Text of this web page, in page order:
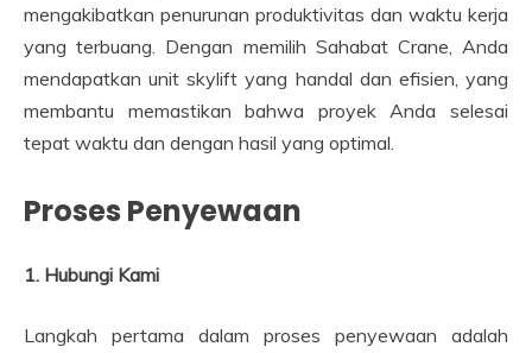
mengakibatkan penurunan produktivitas dan waktu kerja
yang terbuang. Dengan memilih Sahabat Crane, Anda
mendapatkan unit skylift yang handal dan efisien, yang
membantu memastikan bahwa proyek Anda selesai
tepat waktu dan dengan hasil yang optimal.
Proses Penyewaan
1. Hubungi Kami
Langkah pertama dalam proses penyewaan adalah